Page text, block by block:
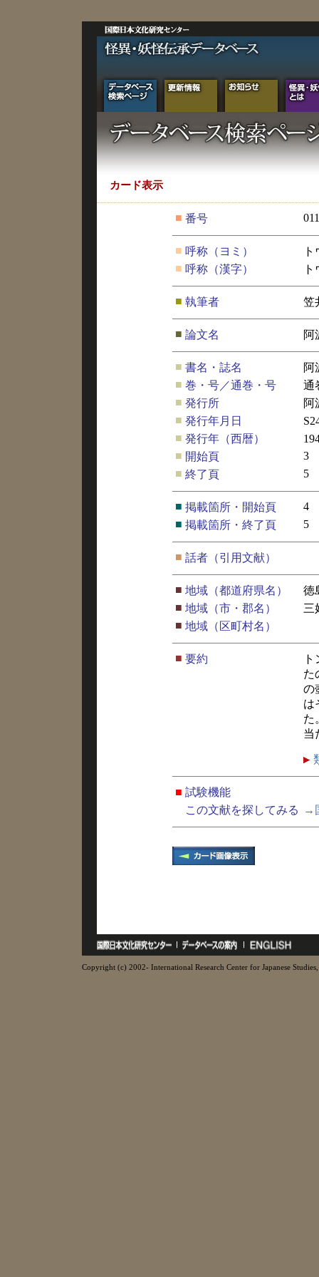
カード表示
■ 番号
■ 呼称（ヨミ）
■ 呼称（漢字）
■ 執筆者 笠
■ 論文名 阿
■ 書名・誌名
阿
■ 巻・号／通巻・号
通
■ 発行所
阿
■ 発行年月日
■ 発行年（西暦）
■ 開始頁
3
■ 終了頁 5
■ 掲載箇所・開始頁
4
■ 掲載箇所・終了頁 5
■ 話者（引用文献）
■ 地域（都道府県名）
徳
■ 地域（市・郡名）
三
■ 地域（区町村名）
■ 要約
た
の
は
た
当
■ 試験機能
この文献を探してみる
→
Copyright (c) 2002- International Research Center for Japanese